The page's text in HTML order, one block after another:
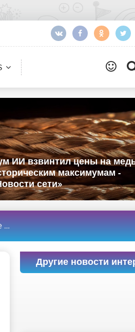
ИИ взвинтил цены на
максимумам -
сети»
Другие новости